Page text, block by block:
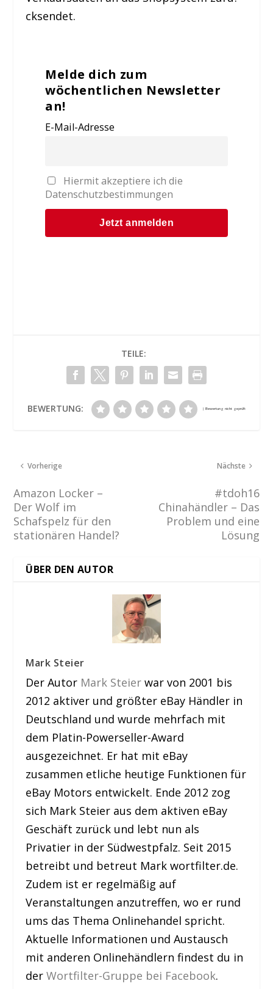
cksendet.
Melde dich zum
wöchentlichen Newsletter
an!
E-Mail-Adresse
Hiermit akzeptiere ich die
Datenschutzbestimmungen
TEILE:
BEWERTUNG:
Vorherige
Amazon Locker –
Der Wolf im
Schafspelz für den
stationären Handel?
Nächste
#tdoh16
Chinahändler – Das
Problem und eine
Lösung
ÜBER DEN AUTOR
Mark Steier
Der Autor Mark Steier war von 2001 bis
2012 aktiver und größter eBay Händler in
Deutschland und wurde mehrfach mit
dem Platin-Powerseller-Award
ausgezeichnet. Er hat mit eBay
zusammen etliche heutige Funktionen für
eBay Motors entwickelt. Ende 2012 zog
sich Mark Steier aus dem aktiven eBay
Geschäft zurück und lebt nun als
Privatier in der Südwestpfalz. Seit 2015
betreibt und betreut Mark wortfilter.de.
Zudem ist er regelmäßig auf
Veranstaltungen anzutreffen, wo er rund
ums das Thema Onlinehandel spricht.
Aktuelle Informationen und Austausch
mit anderen Onlinehändlern findest du in
derWortfilter-Gruppe bei Facebook.